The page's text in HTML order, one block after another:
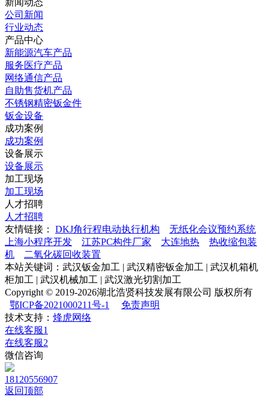
新闻动态
公司新闻
行业动态
产品中心
新能源汽车产品
服务医疗产品
网络通信产品
自助售货机产品
不锈钢精密钣金件
钣金设备
成功案例
成功案例
设备展示
设备展示
加工现场
加工现场
人才招聘
人才招聘
友情链接： DKJ角行程电动执行机构
无纸化会议预约系统
上海小程序开发
江苏PC构件厂家 大连地热
热收缩包装
机
二氧化碳回收装置
本站关键词：武汉钣金加工 | 武汉精密钣金加工 | 武汉机箱机
柜加工 | 武汉机械加工 | 武汉激光切割加工
Copyright © 2019-2026湖北浩贤科技发展有限公司 版权所有
鄂ICP备2021000211号-1
免责声明
技术支持： 烽虎网络
在线客服1
在线客服2
微信咨询
18120556907
返回顶部